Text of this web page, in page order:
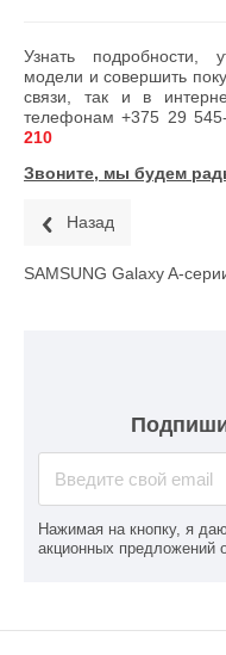
Узнать подробности,
модели и совершить
связи, так и в
телефонам+375 29
210
Звоните, мы будем
Назад
SAMSUNG Galaxy A-
Нажимая на кнопку, я
акционных предложений